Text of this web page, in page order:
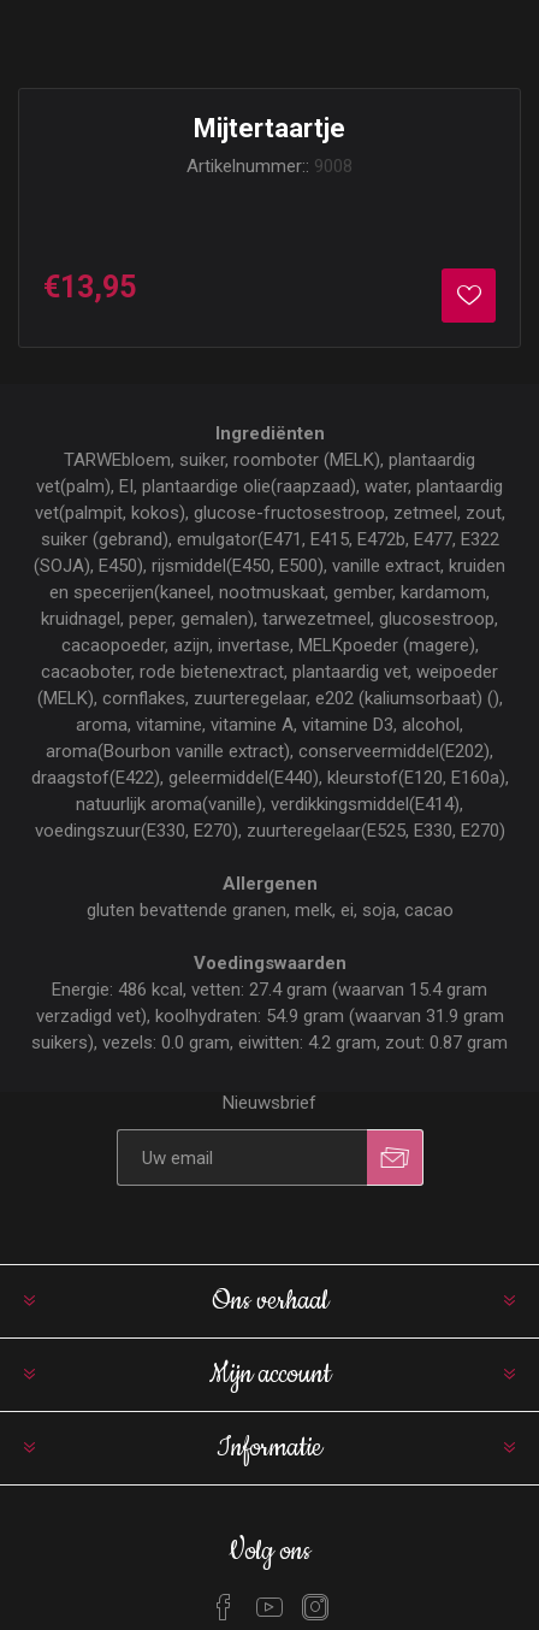
Mijtertaartje
Artikelnummer:: 9008
€13,95
Ingrediënten
TARWEbloem, suiker, roomboter (MELK), plantaardig
vet(palm), EI, plantaardige olie(raapzaad), water, plantaardig
vet(palmpit, kokos), glucose-fructosestroop, zetmeel, zout,
suiker (gebrand), emulgator(E471, E415, E472b, E477, E322
(SOJA), E450), rijsmiddel(E450, E500), vanille extract, kruiden
en specerijen(kaneel, nootmuskaat, gember, kardamom,
kruidnagel, peper, gemalen), tarwezetmeel, glucosestroop,
cacaopoeder, azijn, invertase, MELKpoeder (magere),
cacaoboter, rode bietenextract, plantaardig vet, weipoeder
(MELK), cornflakes, zuurteregelaar, e202 (kaliumsorbaat) (),
aroma, vitamine, vitamine A, vitamine D3, alcohol,
aroma(Bourbon vanille extract), conserveermiddel(E202),
draagstof(E422), geleermiddel(E440), kleurstof(E120, E160a),
natuurlijk aroma(vanille), verdikkingsmiddel(E414),
voedingszuur(E330, E270), zuurteregelaar(E525, E330, E270)
Allergenen
gluten bevattende granen, melk, ei, soja, cacao
Voedingswaarden
Energie: 486 kcal, vetten: 27.4 gram (waarvan 15.4 gram
verzadigd vet), koolhydraten: 54.9 gram (waarvan 31.9 gram
suikers), vezels: 0.0 gram, eiwitten: 4.2 gram, zout: 0.87 gram
Nieuwsbrief
Ons verhaal
Mijn account
Informatie
Volg ons